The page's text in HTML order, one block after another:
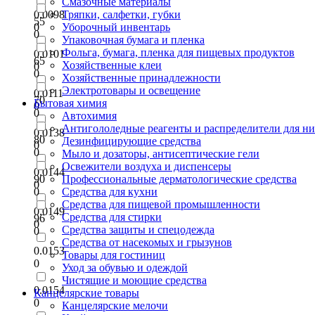
0.0098
0
0.0101
0
0.0111
0
0.0138
0
0.0144
0
0.0149
0
0.0153
0
0.0154
0
55
0
65
0
70
0
80
0
90
0
96
0
Тряпки, салфетки, губки
Уборочный инвентарь
Упаковочная бумага и пленка
Фольга, бумага, пленка для пищевых продуктов
Хозяйственные клеи
Хозяйственные принадлежности
Электротовары и освещение
Бытовая химия
Автохимия
Антигололедные реагенты и распределители для
Дезинфицирующие средства
Мыло и дозаторы, антисептические гели
Освежители воздуха и диспенсеры
Профессиональные дерматологические средства
Средства для кухни
Средства для пищевой промышленности
Средства для стирки
Средства защиты и спецодежда
Средства от насекомых и грызунов
Товары для гостиниц
Уход за обувью и одеждой
Чистящие и моющие средства
Канцелярские товары
Канцелярские мелочи